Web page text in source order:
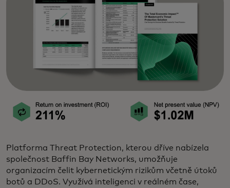
Platforma Threat Protection, kterou dříve nabízela
společnost Baffin Bay Networks, umožňuje
organizacím čelit kybernetickým rizikům včetně útoků
botů a DDoS. Využívá inteligenci v reálném čase,